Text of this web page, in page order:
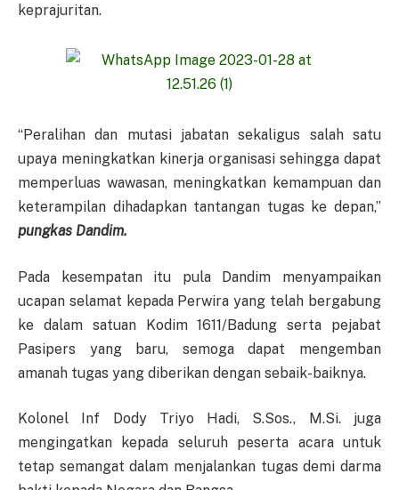
keprajuritan.
“Peralihan dan mutasi jabatan sekaligus salah satu
upaya meningkatkan kinerja organisasi sehingga dapat
memperluas wawasan, meningkatkan kemampuan dan
keterampilan dihadapkan tantangan tugas ke depan,”
pungkas Dandim.
Pada kesempatan itu pula Dandim menyampaikan
ucapan selamat kepada Perwira yang telah bergabung
ke dalam satuan Kodim 1611/Badung serta pejabat
Pasipers yang baru, semoga dapat mengemban
amanah tugas yang diberikan dengan sebaik-baiknya.
Kolonel Inf Dody Triyo Hadi, S.Sos., M.Si. juga
mengingatkan kepada seluruh peserta acara untuk
tetap semangat dalam menjalankan tugas demi darma